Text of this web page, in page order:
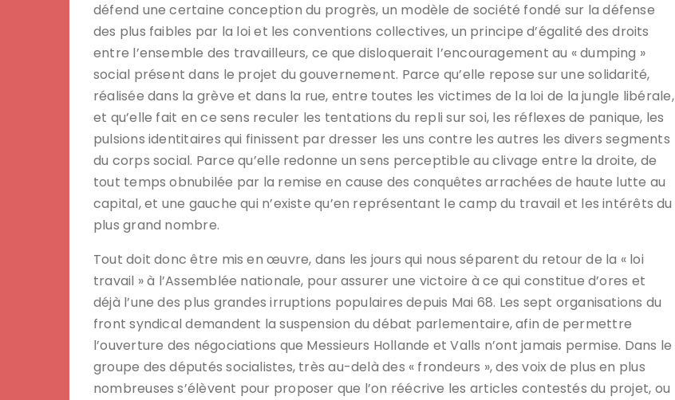
défend une certaine conception du progrès, un modèle de société fondé sur la défense
des plus faibles par la loi et les conventions collectives, un principe d’égalité des droits
entre l’ensemble des travailleurs, ce que disloquerait l’encouragement au « dumping »
social présent dans le projet du gouvernement. Parce qu’elle repose sur une solidarité,
réalisée dans la grève et dans la rue, entre toutes les victimes de la loi de la jungle libérale,
et qu’elle fait en ce sens reculer les tentations du repli sur soi, les réflexes de panique, les
pulsions identitaires qui finissent par dresser les uns contre les autres les divers segments
du corps social. Parce qu’elle redonne un sens perceptible au clivage entre la droite, de
tout temps obnubilée par la remise en cause des conquêtes arrachées de haute lutte au
capital, et une gauche qui n’existe qu’en représentant le camp du travail et les intérêts du
plus grand nombre.
Tout doit donc être mis en œuvre, dans les jours qui nous séparent du retour de la « loi
travail » à l’Assemblée nationale, pour assurer une victoire à ce qui constitue d’ores et
déjà l’une des plus grandes irruptions populaires depuis Mai 68. Les sept organisations du
front syndical demandent la suspension du débat parlementaire, afin de permettre
l’ouverture des négociations que Messieurs Hollande et Valls n’ont jamais permise. Dans le
groupe des députés socialistes, très au-delà des « frondeurs », des voix de plus en plus
nombreuses s’élèvent pour proposer que l’on réécrive les articles contestés du projet, ou